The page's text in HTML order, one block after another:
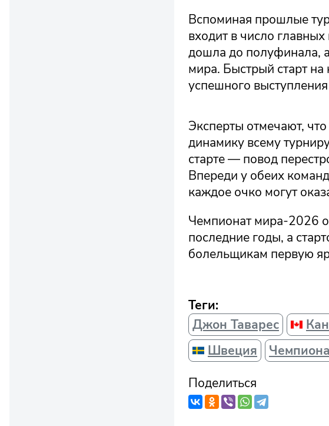
Вспоминая прошлые
входит в число
дошла до полуфинала,
мира. Быстрый старт
успешного выступления
Эксперты отмечают,
динамику всему
старте — повод
Впереди у обеих
каждое очко могут
Чемпионат мира-2026
последние годы, а
болельщикам первую
Теги:
Джон Таварес
Швеция
Поделиться